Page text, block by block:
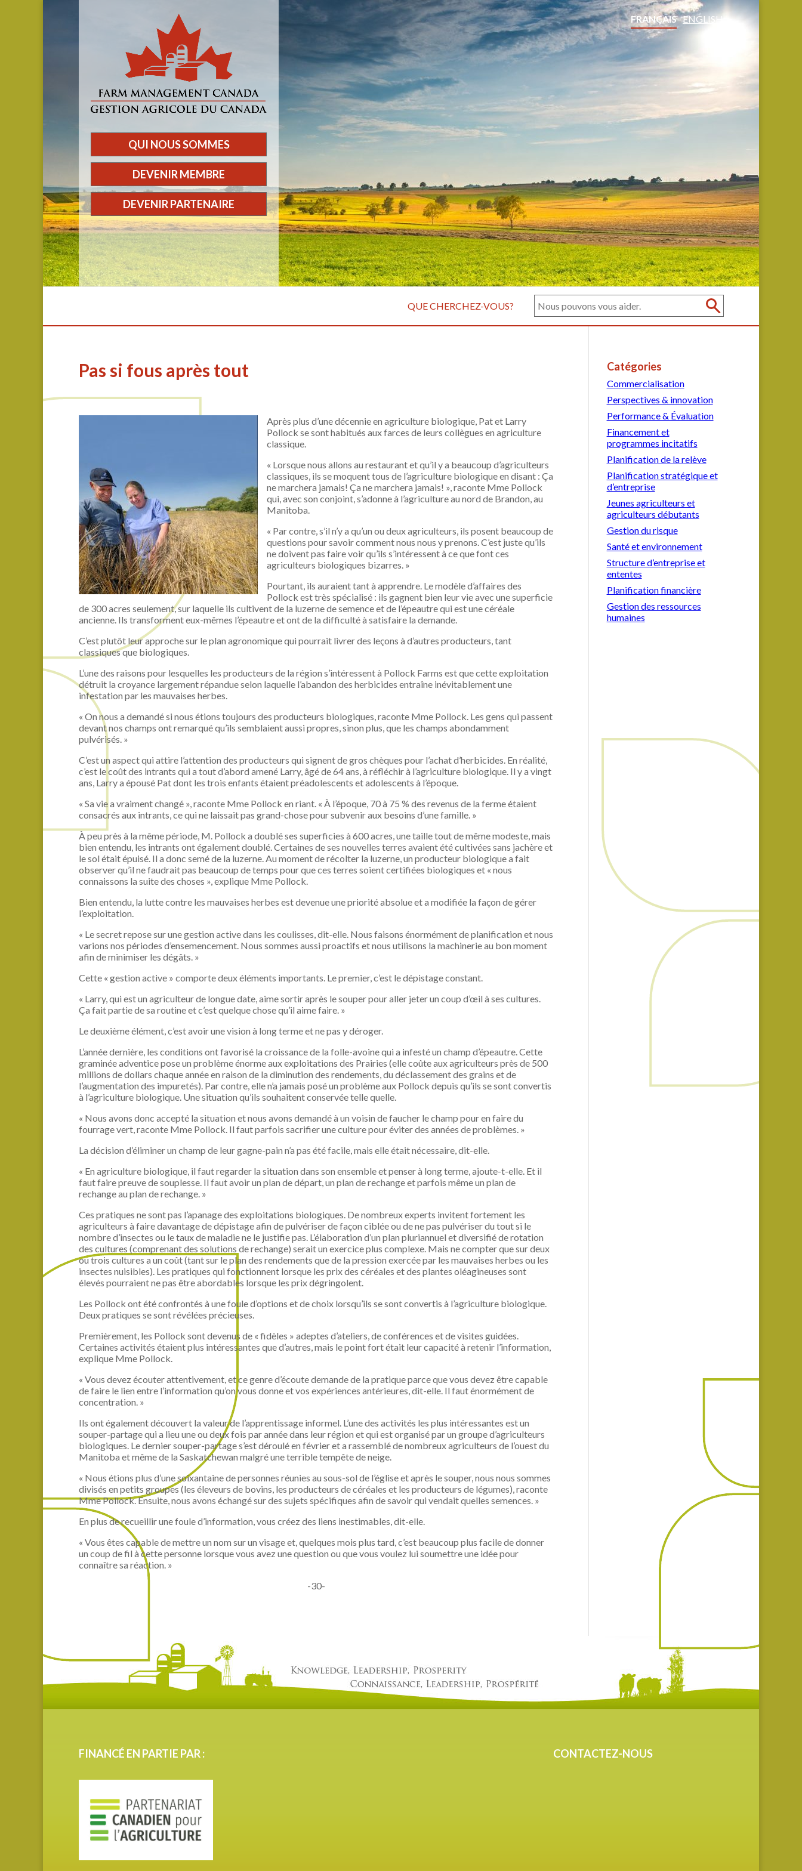
QUI NOUS SOMMES
DEVENIR MEMBRE
DEVENIR PARTENAIRE
FRANÇAIS ENGLISH
QUE CHERCHEZ-VOUS?
Pas si fous après tout
Après plus d’une décennie en agriculture biologique, Pat et Larry
Pollock se sont habitués aux farces de leurs collègues en agriculture
classique.
« Lorsque nous allons au restaurant et qu’il y a beaucoup d’agriculteurs
classiques, ils se moquent tous de l’agriculture biologique en disant : Ça
ne marchera jamais! Ça ne marchera jamais! », raconte Mme Pollock
qui, avec son conjoint, s’adonne à l’agriculture au nord de Brandon, au
Manitoba.
« Par contre, s’il n’y a qu’un ou deux agriculteurs, ils posent beaucoup de
questions pour savoir comment nous nous y prenons. C’est juste qu’ils
ne doivent pas faire voir qu’ils s’intéressent à ce que font ces
agriculteurs biologiques bizarres. »
Pourtant, ils auraient tant à apprendre. Le modèle d’affaires des
Pollock est très spécialisé : ils gagnent bien leur vie avec une superficie
de 300 acres seulement, sur laquelle ils cultivent de la luzerne de semence et de l’épeautre qui est une céréale
ancienne. Ils transforment eux-mêmes l’épeautre et ont de la difficulté à satisfaire la demande.
C’est plutôt leur approche sur le plan agronomique qui pourrait livrer des leçons à d’autres producteurs, tant
classiques que biologiques.
L’une des raisons pour lesquelles les producteurs de la région s’intéressent à Pollock Farms est que cette exploitation
détruit la croyance largement répandue selon laquelle l’abandon des herbicides entraîne inévitablement une
infestation par les mauvaises herbes.
« On nous a demandé si nous étions toujours des producteurs biologiques, raconte Mme Pollock. Les gens qui passent
devant nos champs ont remarqué qu’ils semblaient aussi propres, sinon plus, que les champs abondamment
pulvérisés. »
C’est un aspect qui attire l’attention des producteurs qui signent de gros chèques pour l’achat d’herbicides. En réalité,
c’est le coût des intrants qui a tout d’abord amené Larry, âgé de 64 ans, à réfléchir à l’agriculture biologique. Il y a vingt
ans, Larry a épousé Pat dont les trois enfants étaient préadolescents et adolescents à l’époque.
« Sa vie a vraiment changé », raconte Mme Pollock en riant. « À l’époque, 70 à 75 % des revenus de la ferme étaient
consacrés aux intrants, ce qui ne laissait pas grand-chose pour subvenir aux besoins d’une famille. »
À peu près à la même période, M. Pollock a doublé ses superficies à 600 acres, une taille tout de même modeste, mais
bien entendu, les intrants ont également doublé. Certaines de ses nouvelles terres avaient été cultivées sans jachère et
le sol était épuisé. Il a donc semé de la luzerne. Au moment de récolter la luzerne, un producteur biologique a fait
observer qu’il ne faudrait pas beaucoup de temps pour que ces terres soient certifiées biologiques et « nous
connaissons la suite des choses », explique Mme Pollock.
Bien entendu, la lutte contre les mauvaises herbes est devenue une priorité absolue et a modifiée la façon de gérer
l’exploitation.
« Le secret repose sur une gestion active dans les coulisses, dit-elle. Nous faisons énormément de planification et nous
varions nos périodes d’ensemencement. Nous sommes aussi proactifs et nous utilisons la machinerie au bon moment
afin de minimiser les dégâts. »
Cette « gestion active » comporte deux éléments importants. Le premier, c’est le dépistage constant.
« Larry, qui est un agriculteur de longue date, aime sortir après le souper pour aller jeter un coup d’œil à ses cultures.
Ça fait partie de sa routine et c’est quelque chose qu’il aime faire. »
Le deuxième élément, c’est avoir une vision à long terme et ne pas y déroger.
L’année dernière, les conditions ont favorisé la croissance de la folle-avoine qui a infesté un champ d’épeautre. Cette
graminée adventice pose un problème énorme aux exploitations des Prairies (elle coûte aux agriculteurs près de 500
millions de dollars chaque année en raison de la diminution des rendements, du déclassement des grains et de
l’augmentation des impuretés). Par contre, elle n’a jamais posé un problème aux Pollock depuis qu’ils se sont convertis
à l’agriculture biologique. Une situation qu’ils souhaitent conservée telle quelle.
« Nous avons donc accepté la situation et nous avons demandé à un voisin de faucher le champ pour en faire du
fourrage vert, raconte Mme Pollock. Il faut parfois sacrifier une culture pour éviter des années de problèmes. »
La décision d’éliminer un champ de leur gagne-pain n’a pas été facile, mais elle était nécessaire, dit-elle.
« En agriculture biologique, il faut regarder la situation dans son ensemble et penser à long terme, ajoute-t-elle. Et il
faut faire preuve de souplesse. Il faut avoir un plan de départ, un plan de rechange et parfois même un plan de
rechange au plan de rechange. »
Ces pratiques ne sont pas l’apanage des exploitations biologiques. De nombreux experts invitent fortement les
agriculteurs à faire davantage de dépistage afin de pulvériser de façon ciblée ou de ne pas pulvériser du tout si le
nombre d’insectes ou le taux de maladie ne le justifie pas. L’élaboration d’un plan pluriannuel et diversifié de rotation
des cultures (comprenant des solutions de rechange) serait un exercice plus complexe. Mais ne compter que sur deux
ou trois cultures a un coût (tant sur le plan des rendements que de la pression exercée par les mauvaises herbes ou les
insectes nuisibles). Les pratiques qui fonctionnent lorsque les prix des céréales et des plantes oléagineuses sont
élevés pourraient ne pas être abordables lorsque les prix dégringolent.
Les Pollock ont été confrontés à une foule d’options et de choix lorsqu’ils se sont convertis à l’agriculture biologique.
Deux pratiques se sont révélées précieuses.
Premièrement, les Pollock sont devenus de « fidèles » adeptes d’ateliers, de conférences et de visites guidées.
Certaines activités étaient plus intéressantes que d’autres, mais le point fort était leur capacité à retenir l’information,
explique Mme Pollock.
« Vous devez écouter attentivement, et ce genre d’écoute demande de la pratique parce que vous devez être capable
de faire le lien entre l’information qu’on vous donne et vos expériences antérieures, dit-elle. Il faut énormément de
concentration. »
Ils ont également découvert la valeur de l’apprentissage informel. L’une des activités les plus intéressantes est un
souper-partage qui a lieu une ou deux fois par année dans leur région et qui est organisé par un groupe d’agriculteurs
biologiques. Le dernier souper-partage s’est déroulé en février et a rassemblé de nombreux agriculteurs de l’ouest du
Manitoba et même de la Saskatchewan malgré une terrible tempête de neige.
« Nous étions plus d’une soixantaine de personnes réunies au sous-sol de l’église et après le souper, nous nous sommes
divisés en petits groupes (les éleveurs de bovins, les producteurs de céréales et les producteurs de légumes), raconte
Mme Pollock. Ensuite, nous avons échangé sur des sujets spécifiques afin de savoir qui vendait quelles semences. »
En plus de recueillir une foule d’information, vous créez des liens inestimables, dit-elle.
« Vous êtes capable de mettre un nom sur un visage et, quelques mois plus tard, c’est beaucoup plus facile de donner
un coup de fil à cette personne lorsque vous avez une question ou que vous voulez lui soumettre une idée pour
connaître sa réaction. »
-30-
Catégories
Commercialisation
Perspectives & innovation
Performance & Évaluation
Financement et
programmes incitatifs
Planification de la relève
Planification stratégique et
d’entreprise
Jeunes agriculteurs et
agriculteurs débutants
Gestion du risque
Santé et environnement
Structure d’entreprise et
ententes
Planification financière
Gestion des ressources
humaines
FINANCÉ EN PARTIE PAR : CONTACTEZ-NOUS